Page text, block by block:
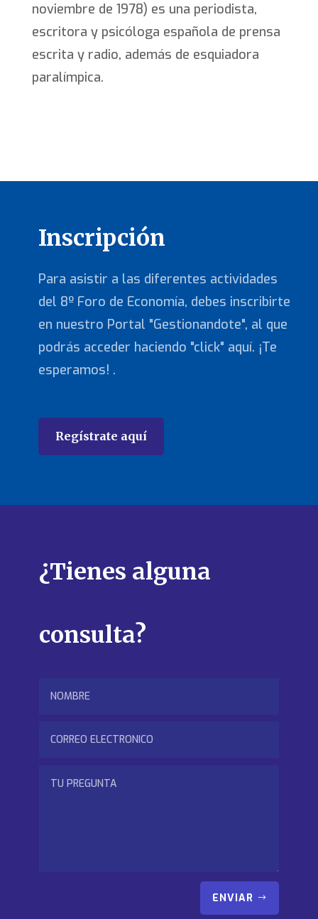
noviembre de 1978) es una periodista,
escritora y psicóloga española de prensa
escrita y radio, además de esquiadora
paralímpica.
Inscripción
Para asistir a las diferentes actividades
del 8º Foro de Economía, debes inscribirte
en nuestro Portal "Gestionandote", al que
podrás acceder haciendo "click" aquí. ¡Te
esperamos! .
Regístrate aquí
¿Tienes alguna
consulta?
ENVIAR